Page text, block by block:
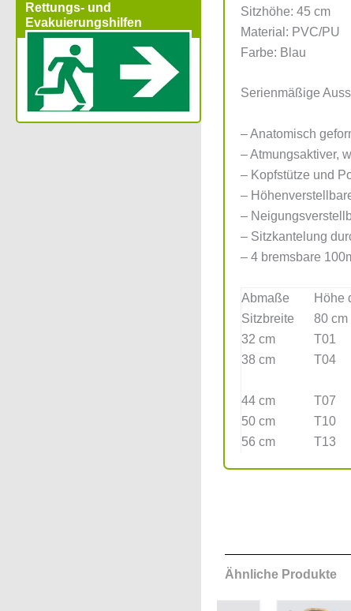
Rettungs- und
Evakuierungshilfen
Sitzhöhe: 45 cm
Material: PVC/PU
Farbe: Blau
Serienmäßige
– Anatomisch
– Atmungsaktiver,
– Kopfstütze und
–
–
– Sitzkantelung
– 4 bremsbare
Abmaße
Höhe
Sitzbreite
80 cm
32 cm
T01
38 cm
T04
44 cm T07
50 cm
T10
56 cm
T13
Ähnliche Produkte